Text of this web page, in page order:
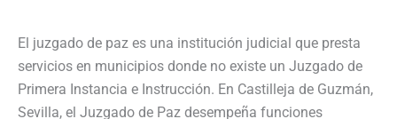
El juzgado de paz es una institución judicial que presta
servicios en municipios donde no existe un Juzgado de
Primera Instancia e Instrucción. En Castilleja de Guzmán,
Sevilla, el Juzgado de Paz desempeña funciones